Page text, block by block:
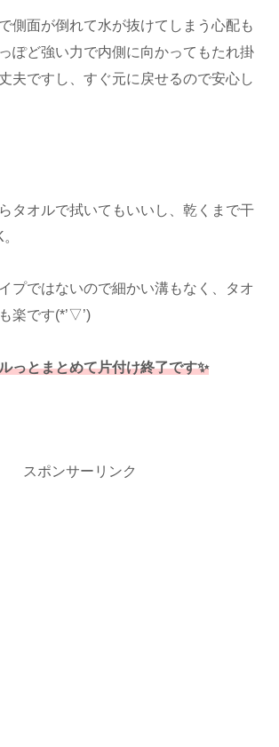
側面が倒れて水が抜けてしまう心配も
ぽど強い力で内側に向かってもたれ掛
夫ですし、すぐ元に戻せるので安心し
タオルで拭いてもいいし、乾くまで干
プではないので細かい溝もなく、タオ
楽です(*’▽’)
っとまとめて片付け終了です✨
スポンサーリンク